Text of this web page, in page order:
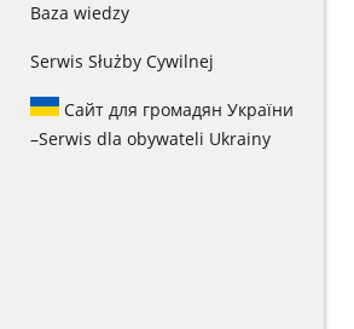
Baza wiedzy
Serwis Służby Cywilnej
Сайт для громадян України
–Serwis dla obywateli Ukrainy